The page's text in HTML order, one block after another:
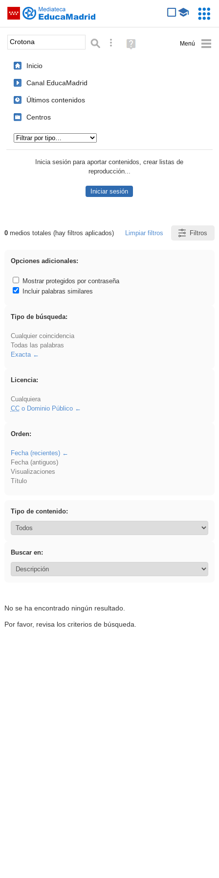
Saltar navegación
Palabra o frase: Búsqueda avanzada
Ayuda
(en
Inicio
Canal EducaMadrid
Últimos contenidos
Centros
Inicia sesión para aportar contenidos, crear listas de
reproducción...
Iniciar sesión
Resultados de: Crotona
0medios totales (hay filtros aplicados) Limpiar filtros Filtros
Opciones adicionales:
Mostrar protegidos por contraseña
Incluir palabras similares
Tipo de búsqueda:
Cualquier coincidencia
Todas las palabras
Exacta
Licencia:
Cualquiera
CCo Dominio Público
Orden:
Fecha (recientes)
Fecha (antiguos)
Visualizaciones
Título
Tipo de contenido:
Buscar en:
No se ha encontrado ningún resultado.
Por favor, revisa los criterios de búsqueda.